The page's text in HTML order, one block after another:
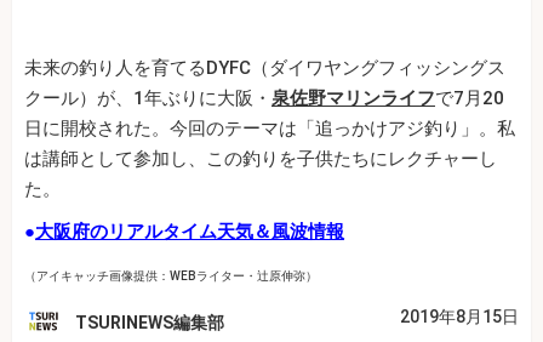
未来の釣り人を育てるDYFC（ダイワヤングフィッシングス
クール）が、1年ぶりに大阪・ 泉佐野マリンライフで7月20
日に開校された。今回のテーマは「追っかけアジ釣り」。私
は講師として参加し、この釣りを子供たちにレクチャーし
た。
●大阪府のリアルタイム天気＆風波情報
（アイキャッチ画像提供：WEBライター・辻原伸弥）
TSURINEWS編集部 2019年8月15日